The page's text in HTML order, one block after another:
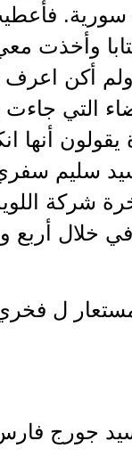
أكن اعرف
التي جاءت
أنها
سليم
شركة
في خلال
جورج